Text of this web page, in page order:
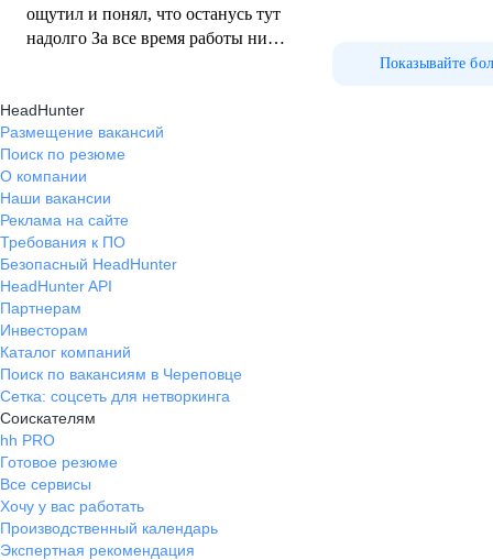
ощутил и понял, что останусь тут
надолго За все время работы ни
целеустремленный, талантливый,
общительный и умный коллектив,
человечное отношение компании к
своим кадрам, стремление
компании развиваться и развивать
своих коллег, высокий и
справедливый уровень дохода при
ответственной работе и
соблюдении всех рекомендаций,
невероятно крутые корпоративные
собрания, актуальный и надежный
продукт, возможность развития
коммуникативных скиллов и
личностный рост По первой я все
ждал подвоха, но так и не
дождался до сих пор Компания ни
разу меня не подвела Работа не для
всех. Но тем, кому она подходит,
больше не приходится ничего
Показывайте
HeadHunter
Размещение вакансий
Поиск по резюме
О компании
Наши вакансии
Реклама на сайте
Требования к ПО
Безопасный HeadHunter
HeadHunter API
Партнерам
Инвесторам
Каталог компаний
Поиск по вакансиям в Череповце
Сетка: соцсеть для нетворкинга
Соискателям
hh PRO
Готовое резюме
Все сервисы
Хочу у вас работать
Производственный календарь
Экспертная рекомендация